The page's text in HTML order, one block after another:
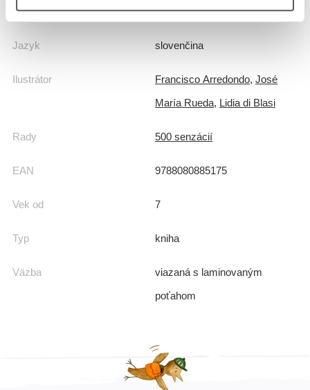
Hmotnosť 0,9 kg
Jazyk slovenčina
Ilustrátor Francisco Arredondo, José
María Rueda, Lidia di Blasi
Rady 500 senzácií
EAN 9788080885175
Vek od 7
Typ kniha
Väzba
viazaná s laminovaným
poťahom